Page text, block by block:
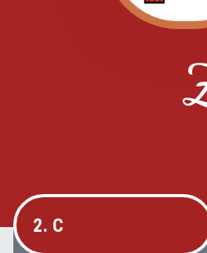
2. C